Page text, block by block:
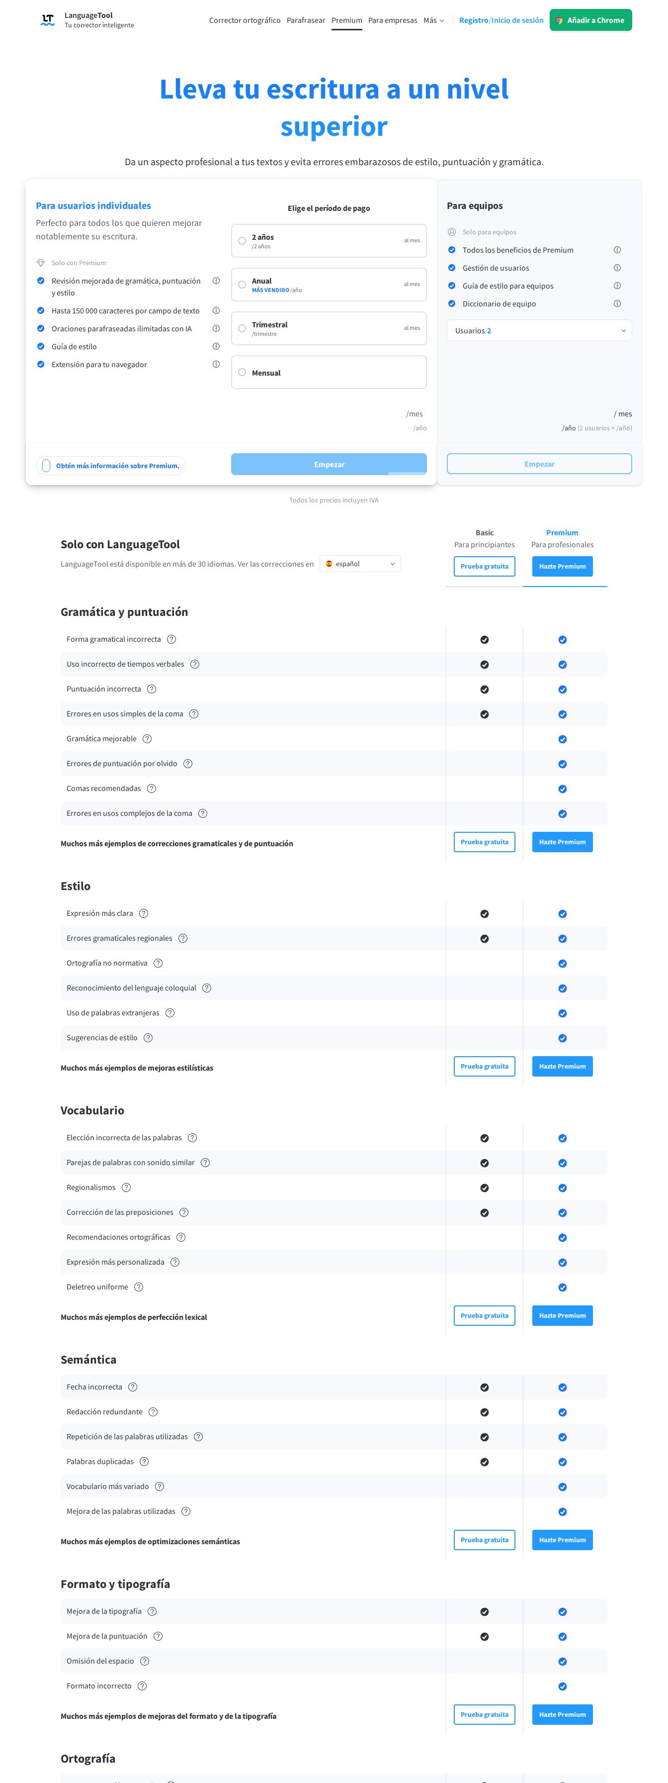
LanguageTool
Tu corrector inteligente
Corrector ortográfico Parafrasear Premium Para empresas Más Registro/Inicio de sesión
Añadir a Chrome
Premium
siglas en inglés GDPR) para garantizar
una comunicación sin errores y una voz
Corrige tu texto para encontrar errores gramaticales y para ayudarte a usar el tono adecuado
Chrome
Edge
Safari
Opera
Apple Mail
Thunderbird
Google Docs
Word
LibreOffice
macOS
PrivacidadTérminos y condicionesCréditos
Inicio de sesión
Lleva tu escritura a un nivel
superior
Da un aspecto profesional a tus textos y evita errores embarazosos de estilo, puntuación y gramática.
Para usuarios individuales
Perfecto para todos los que quieren mejorar
notablemente su escritura.
Solo con Premium
Revisión mejorada de gramática, puntuación
y estilo
Hasta 150 000 caracteres por campo de texto
Oraciones parafraseadas ilimitadas con IA
Guía de estilo
Extensión para tu navegador
Elige el período de pago
2 años
/2 años
al mes
Anual
MÁS VENDIDO /año
al mes
Trimestral
/trimestre
al mes
Mensual
/mes
/año
Obtén más información sobre Premium. Empezar
Para equipos
Solo para equipos
Todos los beneficios de Premium
Gestión de usuarios
Guía de estilo para equipos
Diccionario de equipo
Usuarios 2
/ mes
/año (2 usuarios × /año)
Empezar
Todos los precios incluyen IVA
Solo con LanguageTool
LanguageTool está disponible en más de 30 idiomas. Ver las correcciones en español
Basic
Para principiantes
Prueba gratuita
Premium
Para profesionales
Hazte Premium
Gramática y puntuación
Forma gramatical incorrecta
Uso incorrecto de tiempos verbales
Puntuación incorrecta
Errores en usos simples de la coma
Gramática mejorable
Errores de puntuación por olvido
Comas recomendadas
Errores en usos complejos de la coma
Muchos más ejemplos de correcciones gramaticales y de puntuación Prueba gratuita Hazte Premium
Estilo
Expresión más clara
Errores gramaticales regionales
Ortografía no normativa
Reconocimiento del lenguaje coloquial
Uso de palabras extranjeras
Sugerencias de estilo
Muchos más ejemplos de mejoras estilísticas Prueba gratuita Hazte Premium
Vocabulario
Elección incorrecta de las palabras
Parejas de palabras con sonido similar
Regionalismos
Corrección de las preposiciones
Recomendaciones ortográficas
Expresión más personalizada
Deletreo uniforme
Muchos más ejemplos de perfección lexical Prueba gratuita Hazte Premium
Semántica
Fecha incorrecta
Redacción redundante
Repetición de las palabras utilizadas
Palabras duplicadas
Vocabulario más variado
Mejora de las palabras utilizadas
Muchos más ejemplos de optimizaciones semánticas Prueba gratuita Hazte Premium
Formato y tipografía
Mejora de la tipografía
Mejora de la puntuación
Omisión del espacio
Formato incorrecto
Muchos más ejemplos de mejoras del formato y de la tipografía Prueba gratuita Hazte Premium
Ortografía